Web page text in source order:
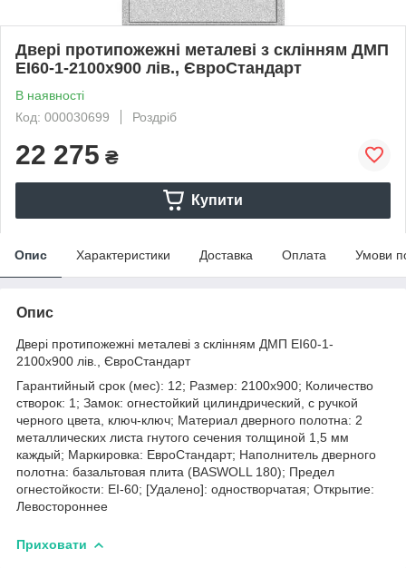
Двері протипожежні металеві з склінням ДМП
ЕІ60-1-2100х900 лів., ЄвроСтандарт
В наявності
Код: 000030699
Роздріб
22 275 ₴
Купити
Опис Характеристики Доставка Оплата Умови
Опис
Двері протипожежні металеві з склінням ДМП ЕІ60-1-
2100х900 лів., ЄвроСтандарт
Гарантийный срок (мес): 12; Размер: 2100х900; Количество
створок: 1; Замок: огнестойкий цилиндрический, с ручкой
черного цвета, ключ-ключ; Материал дверного полотна: 2
металлических листа гнутого сечения толщиной 1,5 мм
каждый; Маркировка: ЕвроСтандарт; Наполнитель дверного
полотна: базальтовая плита (BASWOLL 180); Предел
огнестойкости: ЕІ-60; [Удалено]: одностворчатая; Открытие:
Левостороннее
Приховати